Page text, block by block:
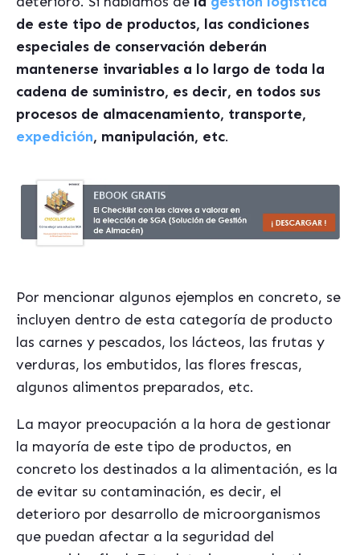
de este tipo de productos, las condiciones
especiales de conservación deberán
mantenerse invariables a lo largo de toda la
cadena de suministro, es decir, en todos sus
procesos de almacenamiento, transporte,
expedición, manipulación, etc.
Por mencionar algunos ejemplos en concreto, se
incluyen dentro de esta categoría de producto
las carnes y pescados, los lácteos, las frutas y
verduras, los embutidos, las flores frescas,
algunos alimentos preparados, etc.
La mayor preocupación a la hora de gestionar
la mayoría de este tipo de productos, en
concreto los destinados a la alimentación, es la
de evitar su contaminación, es decir, el
deterioro por desarrollo de microorganismos
que puedan afectar a la seguridad del